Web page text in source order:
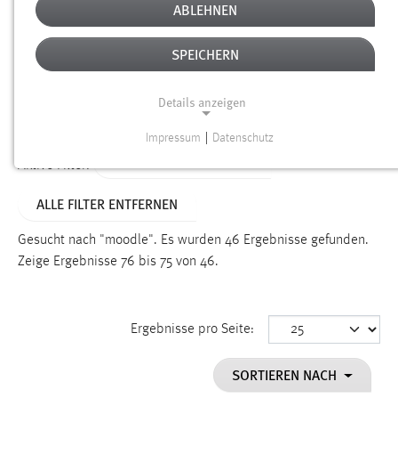
Alter
Aktive Filter:
ALLE FILTER ENTFERNEN
Gesucht nach "moodle". Es wurden 46 Ergebnisse gefunden.
Zeige Ergebnisse 76 bis 75 von 46.
Ergebnisse pro Seite:
SORTIEREN NACH
ABLEHNEN
SPEICHERN
Details anzeigen
Funktionen und sind für die einwandfreie Funktion der
Einverständnis
cookie_consent
Dieser Cookie speichert die ausgewählten Einverständnis-
Impressum Datenschutz